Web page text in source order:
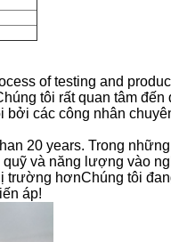
of testing and
tôi rất quan tâm đến
bởi các công nhân
20 years. Trong
và năng lượng vào
trường hơnChúng tôi
áp!